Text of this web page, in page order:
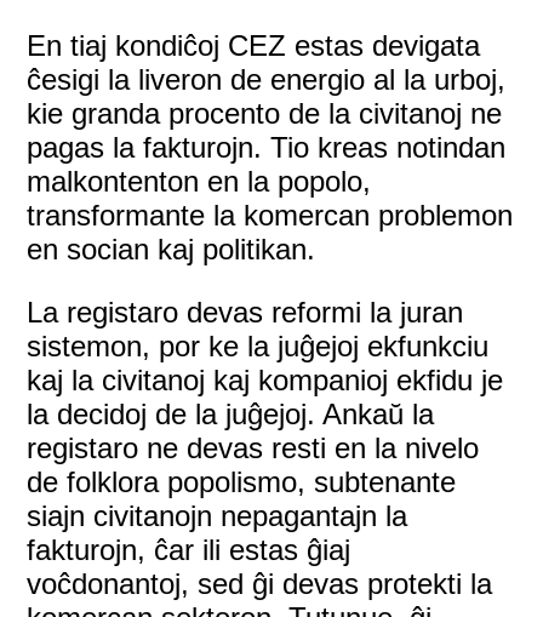
En tiaj kondiĉoj CEZ estas devigata
ĉesigi la liveron de energio al la urboj,
kie granda procento de la civitanoj ne
pagas la fakturojn. Tio kreas notindan
malkontenton en la popolo,
transformante la komercan problemon
en socian kaj politikan.
La registaro devas reformi la juran
sistemon, por ke la juĝejoj ekfunkciu
kaj la civitanoj kaj kompanioj ekfidu je
la decidoj de la juĝejoj. Ankaŭ la
registaro ne devas resti en la nivelo
de folklora popolismo, subtenante
siajn civitanojn nepagantajn la
fakturojn, ĉar ili estas ĝiaj
voĉdonantoj, sed ĝi devas protekti la